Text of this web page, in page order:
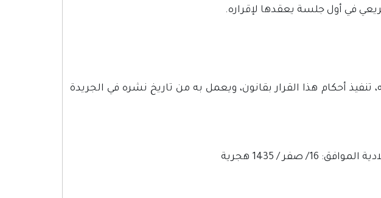
في أول جلسة يعقدها لإقراره.
أحكام هذا القرار بقانون، ويعمل به من تاريخ نشره في الجريدة